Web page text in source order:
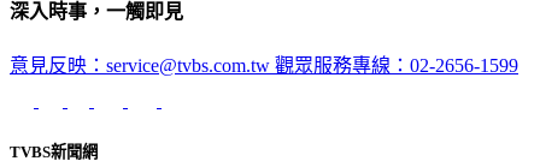
深入時事，一觸即見
意見反映：service@tvbs.com.tw 觀眾服務專線：02-2656-1599
TVBS新聞網